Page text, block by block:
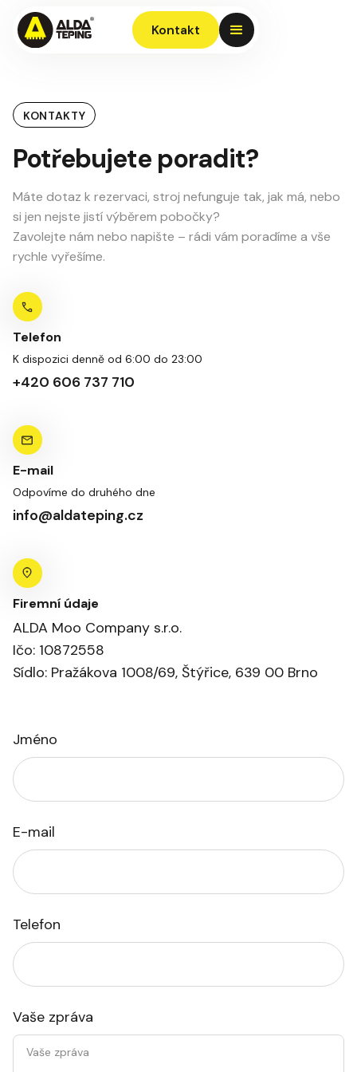
Kontakt
KONTAKTY
Potřebujete poradit?
Máte dotaz k rezervaci, stroj nefunguje tak, jak má, nebo
si jen nejste jistí výběrem pobočky?
Zavolejte nám nebo napište – rádi vám poradíme a vše
rychle vyřešíme.
Telefon
K dispozici denně od 6:00 do 23:00
+420 606 737 710
E-mail
Odpovíme do druhého dne
info@aldateping.cz
Firemní údaje
ALDA Moo Company s.r.o.
Ičo: 10872558
Sídlo: Pražákova 1008/69, Štýřice, 639 00 Brno
Jméno
E-mail
Telefon
Vaše zpráva